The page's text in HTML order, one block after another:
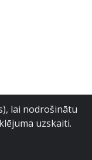
lai nodrošinātu
uzskaiti.